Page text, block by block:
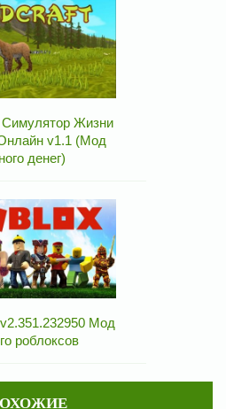
Симулятор Жизни
v1.1 (Мод
денег)
Мод
роблоксов